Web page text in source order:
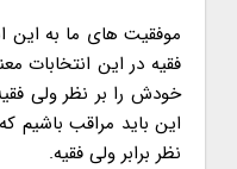
موفقیت های ما به این
فقیه در این انتخابات
خودش را بر نظر ولی
این باید مراقب باشیم
نظر برابر ولی فقیه.